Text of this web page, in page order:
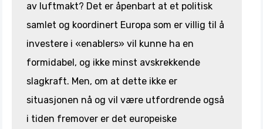
av luftmakt? Det er åpenbart at et politisk
samlet og koordinert Europa som er villig til å
investere i «enablers» vil kunne ha en
formidabel, og ikke minst avskrekkende
slagkraft. Men, om at dette ikke er
situasjonen nå og vil være utfordrende også
i tiden fremover er det europeiske